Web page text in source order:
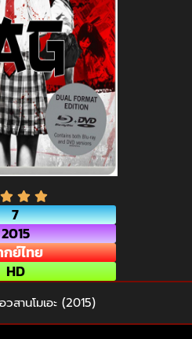
7
2015
ย์ไทย
HD
สานโมเอะ (2015)